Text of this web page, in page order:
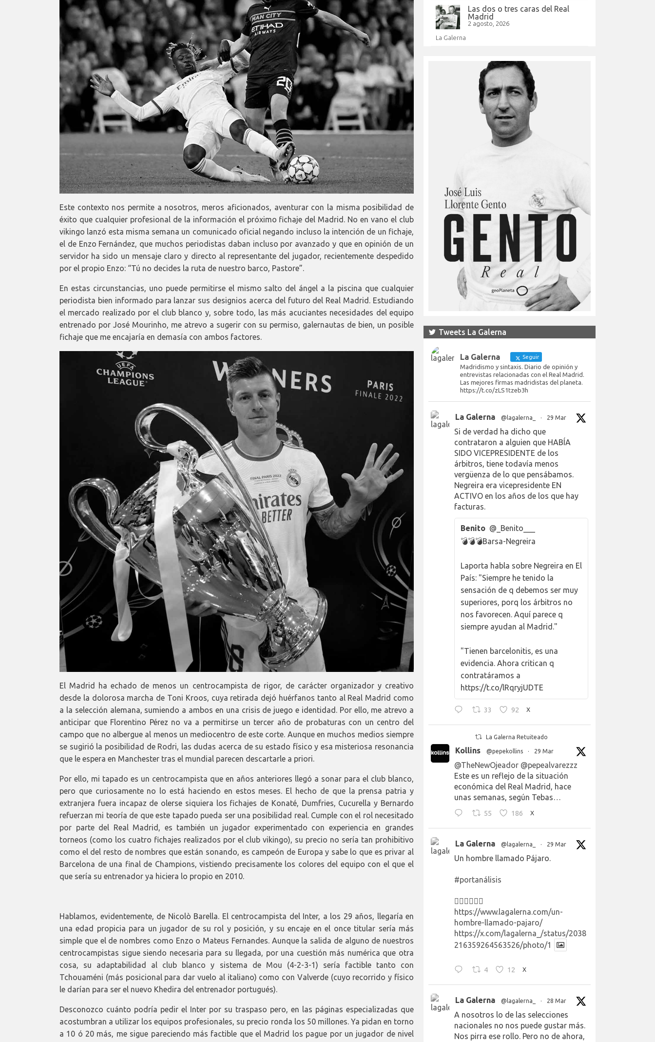
Este contexto nos permite a nosotros, meros aficionados, aventurar con la misma posibilidad de
éxito que cualquier profesional de la información el próximo fichaje del Madrid. No en vano el club
vikingo lanzó esta misma semana un comunicado oficial negando incluso la intención de un fichaje,
el de Enzo Fernández, que muchos periodistas daban incluso por avanzado y que en opinión de un
servidor ha sido un mensaje claro y directo al representante del jugador, recientemente despedido
por el propio Enzo: “Tú no decides la ruta de nuestro barco, Pastore”.
En estas circunstancias, uno puede permitirse el mismo salto del ángel a la piscina que cualquier
periodista bien informado para lanzar sus designios acerca del futuro del Real Madrid. Estudiando
el mercado realizado por el club blanco y, sobre todo, las más acuciantes necesidades del equipo
entrenado por José Mourinho, me atrevo a sugerir con su permiso, galernautas de bien, un posible
fichaje que me encajaría en demasía con ambos factores.
El Madrid ha echado de menos un centrocampista de rigor, de carácter organizador y creativo
desde la dolorosa marcha de Toni Kroos, cuya retirada dejó huérfanos tanto al Real Madrid como
a la selección alemana, sumiendo a ambos en una crisis de juego e identidad. Por ello, me atrevo a
anticipar que Florentino Pérez no va a permitirse un tercer año de probaturas con un centro del
campo que no albergue al menos un mediocentro de este corte. Aunque en muchos medios siempre
se sugirió la posibilidad de Rodri, las dudas acerca de su estado físico y esa misteriosa resonancia
que le espera en Manchester tras el mundial parecen descartarle a priori.
Por ello, mi tapado es un centrocampista que en años anteriores llegó a sonar para el club blanco,
pero que curiosamente no lo está haciendo en estos meses. El hecho de que la prensa patria y
extranjera fuera incapaz de olerse siquiera los fichajes de Konaté, Dumfries, Cucurella y Bernardo
refuerzan mi teoría de que este tapado pueda ser una posibilidad real. Cumple con el rol necesitado
por parte del Real Madrid, es también un jugador experimentado con experiencia en grandes
torneos (como los cuatro fichajes realizados por el club vikingo), su precio no sería tan prohibitivo
como el del resto de nombres que están sonando, es campeón de Europa y sabe lo que es privar al
Barcelona de una final de Champions, vistiendo precisamente los colores del equipo con el que el
que sería su entrenador ya hiciera lo propio en 2010.
Hablamos, evidentemente, de Nicolò Barella. El centrocampista del Inter, a los 29 años, llegaría en
una edad propicia para un jugador de su rol y posición, y su encaje en el once titular sería más
simple que el de nombres como Enzo o Mateus Fernandes. Aunque la salida de alguno de nuestros
centrocampistas sigue siendo necesaria para su llegada, por una cuestión más numérica que otra
cosa, su adaptabilidad al club blanco y sistema de Mou (4-2-3-1) sería factible tanto con
Tchouaméni (más posicional para dar vuelo al italiano) como con Valverde (cuyo recorrido y físico
le darían para ser el nuevo Khedira del entrenador portugués).
Desconozco cuánto podría pedir el Inter por su traspaso pero, en las páginas especializadas que
acostumbran a utilizar los equipos profesionales, su precio ronda los 50 millones. Ya pidan en torno
a 10 ó 20 más, me sigue pareciendo más factible que el Madrid los pague por un jugador de nivel
Las dos o tres caras del Real
Madrid
2 agosto, 2026
La Galerna
Tweets La Galerna
La Galerna Seguir
Madridismo y sintaxis. Diario de opinión y
entrevistas relacionadas con el Real Madrid.
Las mejores firmas madridistas del planeta.
https://t.co/zLS1tzeb3h
La Galerna @lagalerna_ · 29 Mar
Si de verdad ha dicho que
contrataron a alguien que HABÍA
SIDO VICEPRESIDENTE de los
árbitros, tiene todavía menos
vergüenza de lo que pensábamos.
Negreira era vicepresidente EN
ACTIVO en los años de los que hay
facturas.
Benito @_Benito___
💣💣💣Barsa-Negreira
Laporta habla sobre Negreira en El
País: "Siempre he tenido la
sensación de q debemos ser muy
superiores, porq los árbitros no
nos favorecen. Aquí parece q
siempre ayudan al Madrid."
"Tienen barcelonitis, es una
evidencia. Ahora critican q
contratáramos a
https://t.co/lRqryjUDTE
33 92 X
La Galerna Retuiteado
Kollins @pepekollins · 29 Mar
@TheNewOjeador @pepealvarezzz
Este es un reflejo de la situación
económica del Real Madrid, hace
unas semanas, según Tebas…
55 186 X
La Galerna @lagalerna_ · 29 Mar
Un hombre llamado Pájaro.
#portanálisis
👉🏻👉🏻👉🏻
https://www.lagalerna.com/un-
hombre-llamado-pajaro/
https://x.com/lagalerna_/status/2038
216359264563526/photo/1
4 12 X
La Galerna @lagalerna_ · 28 Mar
A nosotros lo de las selecciones
nacionales no nos puede gustar más.
Nos pirra ese rollo. Pero no de ahora,